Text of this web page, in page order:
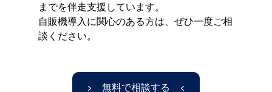
までを伴走支援しています。
自販機導入に関心のある方は、ぜひ一度ご相
談ください。
▶ 無料で相談する ◀